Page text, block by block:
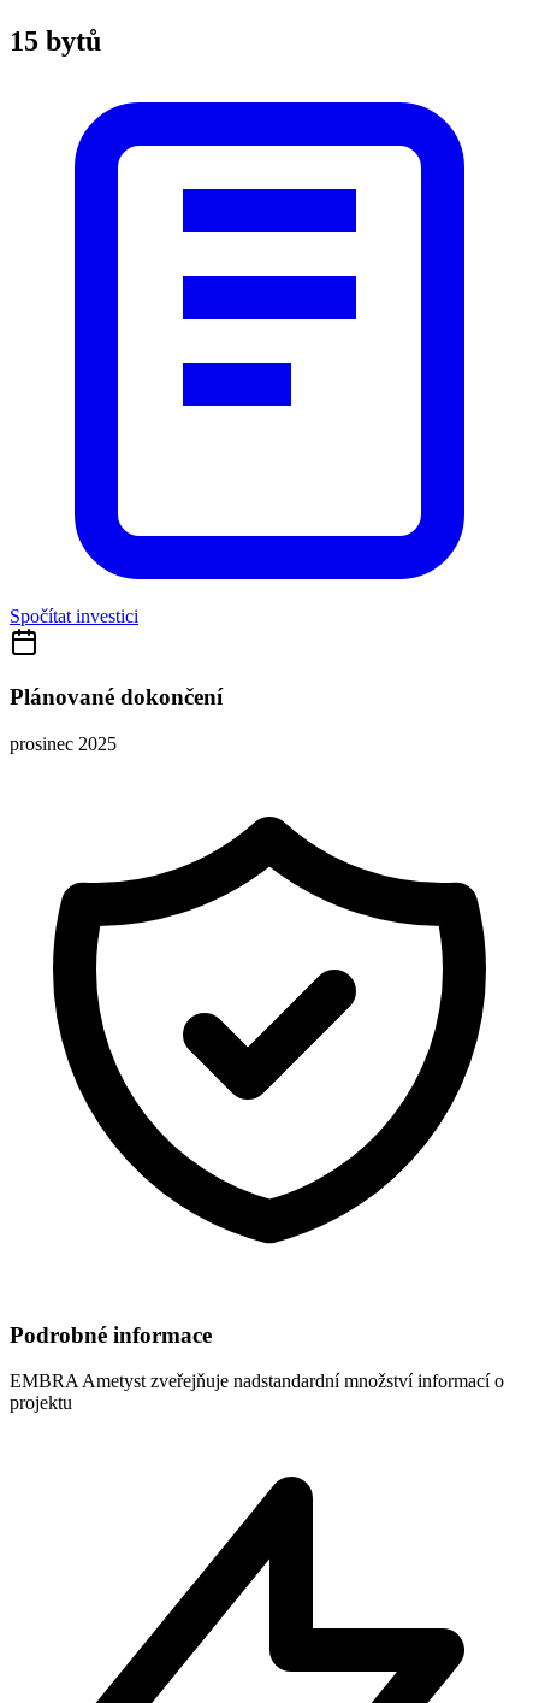
15 bytů
Spočítat investici
Plánované dokončení
prosinec 2025
Podrobné informace
EMBRA Ametyst zveřejňuje nadstandardní množství informací o
projektu